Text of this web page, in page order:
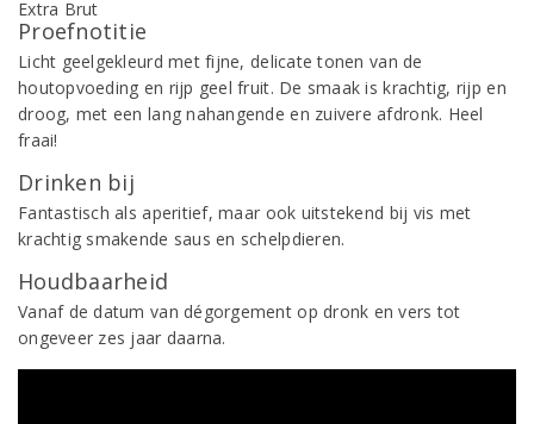
Proefnotitie
Licht geelgekleurd met fijne, delicate tonen van de
houtopvoeding en rijp geel fruit. De smaak is krachtig, rijp en
droog, met een lang nahangende en zuivere afdronk. Heel
fraai!
Drinken bij
Fantastisch als aperitief, maar ook uitstekend bij vis met
krachtig smakende saus en schelpdieren.
Houdbaarheid
Vanaf de datum van dégorgement op dronk en vers tot
ongeveer zes jaar daarna.